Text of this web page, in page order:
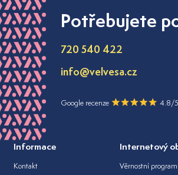
Potřebujete
720 540 422
info@velvesa.cz
Google recenze 4.8/5
Informace
Kontakt
Internetový
Věrnostní program